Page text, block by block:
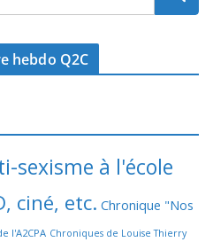
hebdo Q2C
sexisme à l'école
ciné, etc. Chronique "Nos
l'A2CPA Chroniques de Louise Thierry